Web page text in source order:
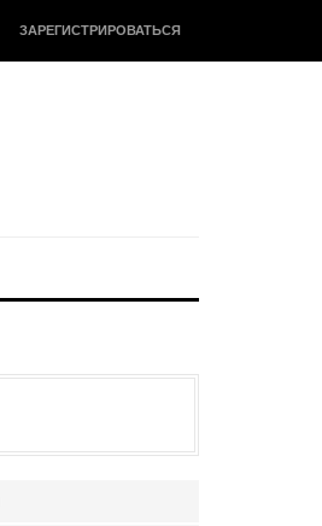
ЗАРЕГИСТРИРОВАТЬСЯ